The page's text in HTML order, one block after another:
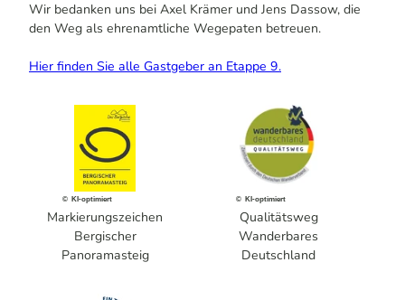
Wir bedanken uns bei Axel Krämer und Jens Dassow, die
den Weg als ehrenamtliche Wegepaten betreuen.
Hier finden Sie alle Gastgeber an Etappe 9.
© KI-optimiert
Markierungszeichen
Bergischer
Panoramasteig
© KI-optimiert
Qualitätsweg
Wanderbares
Deutschland